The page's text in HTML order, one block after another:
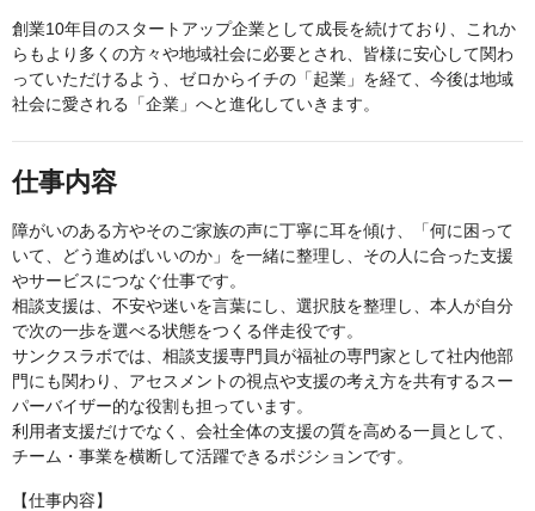
創業10年目のスタートアップ企業として成長を続けており、これか
らもより多くの方々や地域社会に必要とされ、皆様に安心して関わ
っていただけるよう、ゼロからイチの「起業」を経て、今後は地域
社会に愛される「企業」へと進化していきます。
仕事内容
障がいのある方やそのご家族の声に丁寧に耳を傾け、「何に困って
いて、どう進めばいいのか」を一緒に整理し、その人に合った支援
やサービスにつなぐ仕事です。
相談支援は、不安や迷いを言葉にし、選択肢を整理し、本人が自分
で次の一歩を選べる状態をつくる伴走役です。
サンクスラボでは、相談支援専門員が福祉の専門家として社内他部
門にも関わり、アセスメントの視点や支援の考え方を共有するスー
パーバイザー的な役割も担っています。
利用者支援だけでなく、会社全体の支援の質を高める一員として、
チーム・事業を横断して活躍できるポジションです。
【仕事内容】